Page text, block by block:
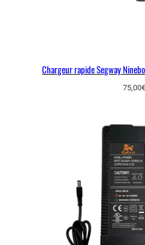
Chargeur rapide Segway
75,00€